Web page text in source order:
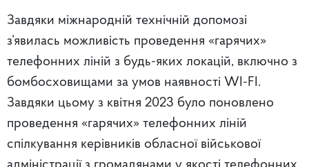
Завдяки міжнародній технічній допомозі
з’явилась можливість проведення «гарячих»
телефонних ліній з будь-яких локацій, включно з
бомбосховищами за умов наявності WI-FI.
Завдяки цьому з квітня 2023 було поновлено
проведення «гарячих» телефонних ліній
спілкування керівників обласної військової